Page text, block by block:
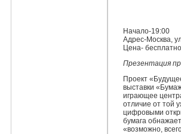
Начало-19:00
Адрес-Москва,
Цена- бесплатно
Презентация
Проект
выставки
играющее
отличие от той
цифровыми
бумага
«возможно,